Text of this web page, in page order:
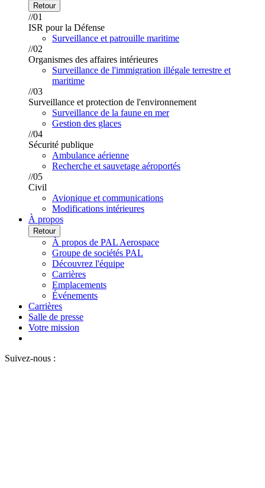
Retour
//01
ISR pour la Défense
Surveillance et patrouille maritime
//02
Organismes des affaires intérieures
Surveillance de l'immigration illégale terrestre et
maritime
//03
Surveillance et protection de l'environnement
Surveillance de la faune en mer
Gestion des glaces
//04
Sécurité publique
Ambulance aérienne
Recherche et sauvetage aéroportés
//05
Civil
Avionique et communications
Modifications intérieures
À propos
Retour
À propos de PAL Aerospace
Groupe de sociétés PAL
Découvrez l'équipe
Carrières
Emplacements
Événements
Carrières
Salle de presse
Votre mission
Suivez-nous :